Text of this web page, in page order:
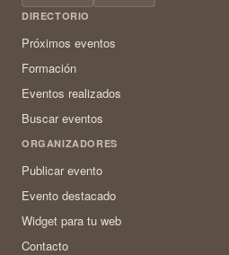
DIRECTORIO
Próximos eventos
Formación
Eventos realizados
Buscar eventos
ORGANIZADORES
Publicar evento
Evento destacado
Widget para tu web
Contacto